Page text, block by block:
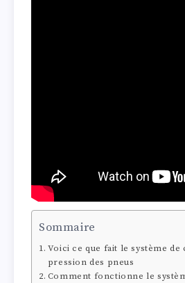
Sommaire
Voici ce que fait le système
pression des pneus
Comment fonctionne le